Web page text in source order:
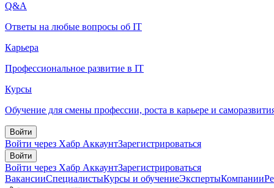
Q&A
Ответы на любые вопросы об IT
Карьера
Профессиональное развитие в IT
Курсы
Обучение для смены профессии, роста в карьере и
Войти
Войти через Хабр АккаунтЗарегистрироваться
Войти
Войти через Хабр АккаунтЗарегистрироваться
ВакансииСпециалистыКурсы и обучениеЭкспертыКомпании